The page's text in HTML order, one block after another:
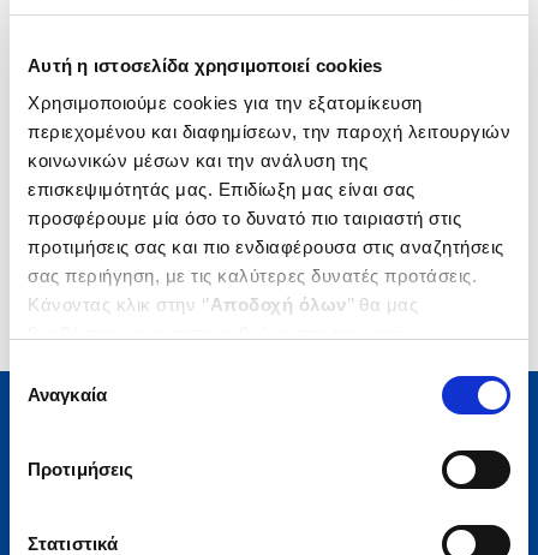
Αυτή η ιστοσελίδα χρησιμοποιεί cookies
Χρησιμοποιούμε cookies για την εξατομίκευση
περιεχομένου και διαφημίσεων, την παροχή λειτουργιών
κοινωνικών μέσων και την ανάλυση της
επισκεψιμότητάς μας. Επιδίωξη μας είναι σας
προσφέρουμε μία όσο το δυνατό πιο ταιριαστή στις
προτιμήσεις σας και πιο ενδιαφέρουσα στις αναζητήσεις
σας περιήγηση, με τις καλύτερες δυνατές προτάσεις.
Κάνοντας κλικ στην ‘’Αποδοχή όλων’’ θα μας
ενδιαφέρουν και να επιλέξετε από τα παρακάτω με την
΄΄και να ενημερωθείτε σχετικά με
Επιλογή
συγκατάθεσης
Αναγκαία
Προτιμήσεις
Στατιστικά
Μάθετε τα νέα της Πολιτείας
νέα βιβλία, τις εξαιρετικές τιμές και τις εκδηλώσεις μας.